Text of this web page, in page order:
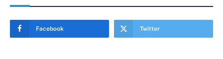
Facebook Twitter